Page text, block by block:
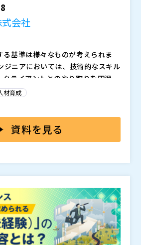
式会社
る基準は様々なものが考えられま
ライアントとのやり取りを円滑に
ケーション能力や、 プロジェク
ーション能力に加え、特に自社製品
係るスキルのレベルが評価に大きく
るために、求められるスキルを伸長
その結果、エンジニ
に偏りができ、エンジニア個人とし
歪になるだけではなく、エンジニア
力がそれぞれ複雑に異なるため、
把握した上で適切な業務を任せるこ
くと考えられます。
態において、このような失敗が起
の場合は目下のプロジェクトで活躍
ため、それぞれの環境においてエン
。 また、適切な評価が行われない
ニア一人ひとりの強みや弱みも把握
インなどの場面でも最適解を見出せ
生まれてしまう可能性があります。
のようなジレンマを解消する手段と
人ひとりの適切な評価を実現する
キルや担当した案件はもちろん、面
評価といった項目も紐づけが可能で
す。 これにより、エンジニアのス
化し、「どの人材がどのようなスキ
ルで保有しているか」や、「組織内
ル」といった情報も容易に確認でき
記録や担当中のプロジェクトなど
社（）
ース活用研究所（） マジセミ株式
、講演企業は将来的に追加、削除さ
す。
材育成
資料を見る